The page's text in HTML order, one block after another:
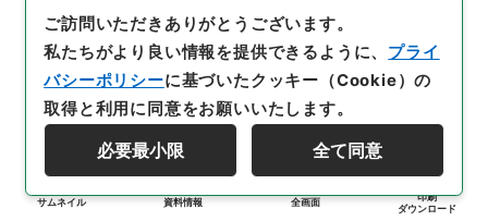
サムネイル 資料情報 全画面
印刷
ダウンロード
ご訪問いただきありがとうございます。
私たちがより良い情報を提供できるように、 プライ
バシーポリシーに基づいたクッキー（Cookie）の
取得と利用に同意をお願いいたします。
必要最小限 全て同意